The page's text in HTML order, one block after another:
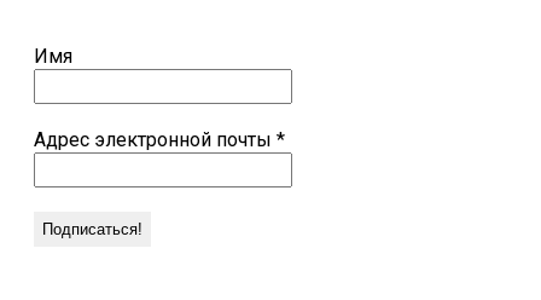
Имя
Адрес электронной почты *